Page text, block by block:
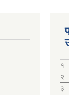
१
२
३